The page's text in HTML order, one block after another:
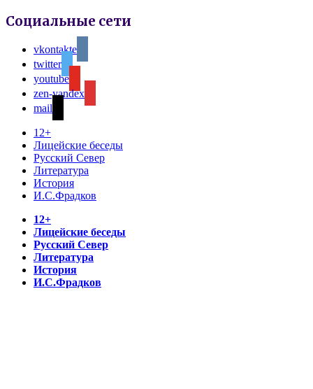
Социальные сети
vkontakte
twitter
youtube
zen-yandex
mail
12+
Лицейские беседы
Русский Север
Литература
История
И.С.Фрадков
12+
Лицейские беседы
Русский Север
Литература
История
И.С.Фрадков